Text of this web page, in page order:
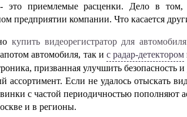
приемлемые расценки. Дело в том,
предприятии компании. Что касается
купить видеорегистратор для автомобиля
автомобиля, так и с радар-детектором
призванная улучшить безопасность
ассортимент. Если не удалось отыскать
с частой периодичностью пополняют
и в регионы.